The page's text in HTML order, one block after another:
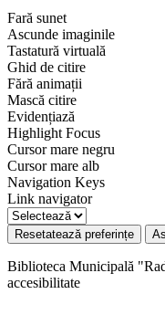
Fară sunet
Ascunde imaginile
Tastatură virtuală
Ghid de citire
Fără animații
Mască citire
Evidențiază
Highlight Focus
Cursor mare negru
Cursor mare alb
Navigation Keys
Link navigator
Resetatează preferințe
Biblioteca Municipală
accesibilitate